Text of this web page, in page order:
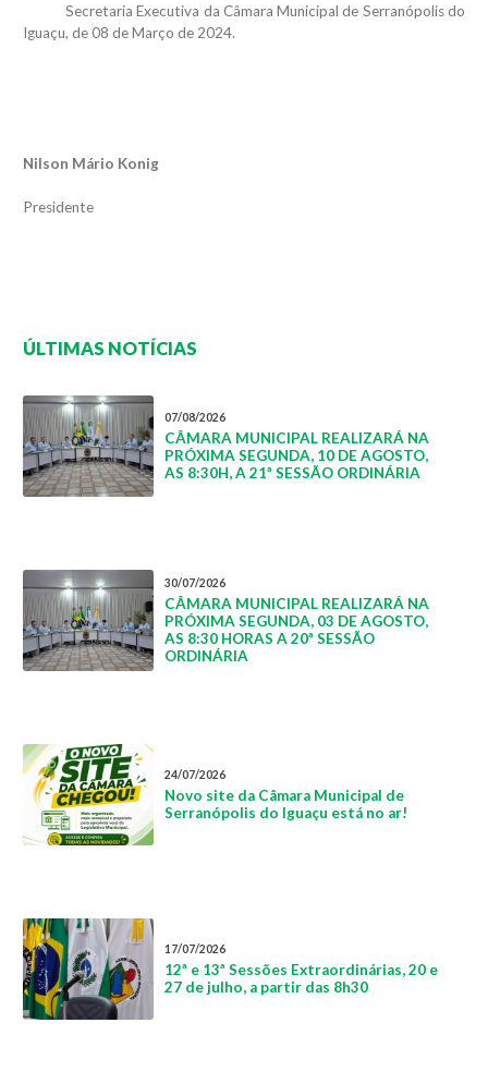
Secretaria Executiva da Câmara Municipal de Serranópolis do
Iguaçu, de 08 de Março de 2024.
Nilson Mário Konig
Presidente
ÚLTIMAS NOTÍCIAS
07/08/2026
CÂMARA MUNICIPAL REALIZARÁ NA
PRÓXIMA SEGUNDA, 10 DE AGOSTO,
AS 8:30H, A 21ª SESSÃO ORDINÁRIA
30/07/2026
CÂMARA MUNICIPAL REALIZARÁ NA
PRÓXIMA SEGUNDA, 03 DE AGOSTO,
AS 8:30 HORAS A 20ª SESSÃO
ORDINÁRIA
24/07/2026
Novo site da Câmara Municipal de
Serranópolis do Iguaçu está no ar!
17/07/2026
12ª e 13ª Sessões Extraordinárias, 20 e
27 de julho, a partir das 8h30